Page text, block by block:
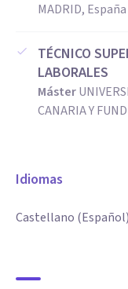
MADRID, España
TÉCNICO
LABORALES
Máster
CANARIA Y
Idiomas
Castellano